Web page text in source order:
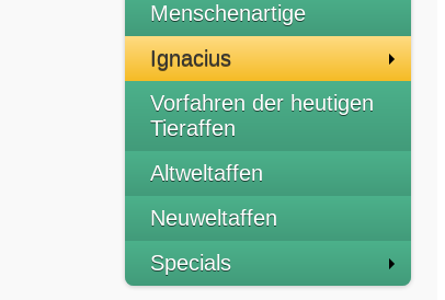
Menschenartige
Ignacius
Vorfahren der heutigen
Tieraffen
Altweltaffen
Neuweltaffen
Specials